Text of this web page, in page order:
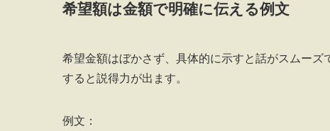
希望額は金額で明確に伝える例文
希望金額はぼかさず、具体的に示すと話がスムー
すると説得力が出ます。
例文：